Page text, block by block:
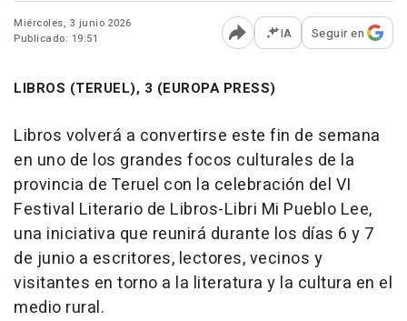
Miércoles, 3 junio 2026
Publicado: 19:51
Abrir opciones para
IA Seguir en
LIBROS (TERUEL), 3 (EUROPA PRESS)
Libros volverá a convertirse este fin de semana
en uno de los grandes focos culturales de la
provincia de Teruel con la celebración del VI
Festival Literario de Libros-Libri Mi Pueblo Lee,
una iniciativa que reunirá durante los días 6 y 7
de junio a escritores, lectores, vecinos y
visitantes en torno a la literatura y la cultura en el
medio rural.